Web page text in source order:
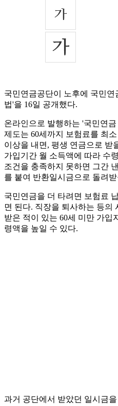
국민연금공단이 노후에 국민연
법'을 16일 공개했다.
온라인으로 발행하는 '국민연
제도는 60세까지 보험료를 최
이상을 내면, 평생 연금으로 받
가입기간 월 소득액에 따라 수
조건을 충족하지 못하면 그간
를 붙여 반환일시금으로 돌려
국민연금을 더 타려면 보험료
면 된다. 직장을 퇴사하는 등의
받은 적이 있는 60세 미만 가입
령액을 높일 수 있다.
과거 공단에서 받았던 일시금